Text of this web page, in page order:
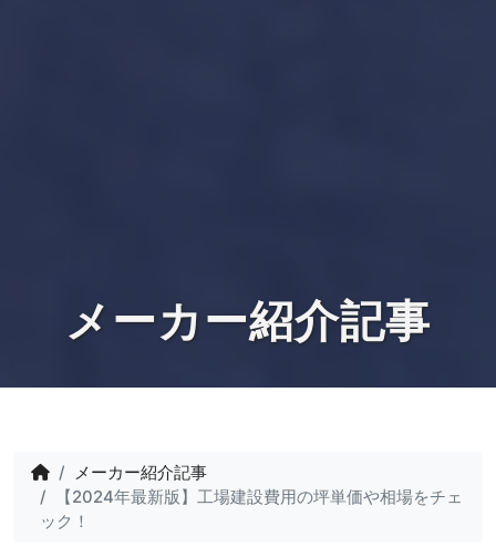
メーカー紹介記事
メーカー紹介記事
【2024年最新版】工場建設費用の坪単価や相場をチェ
ック！